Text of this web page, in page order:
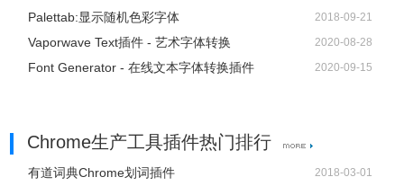
Palettab:显示随机色彩字体 2018-09-21
Vaporwave Text插件 - 艺术字体转换 2020-08-28
Font Generator - 在线文本字体转换插件 2020-09-15
Chrome生产工具插件热门排行
有道词典Chrome划词插件 2018-03-01